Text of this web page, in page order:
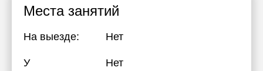
Места занятий
На выезде: Нет
У
Нет